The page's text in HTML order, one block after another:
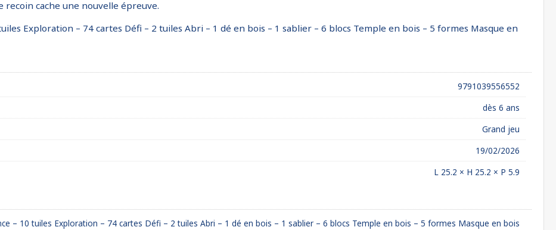
cache une nouvelle épreuve.
Exploration – 74 cartes Défi – 2 tuiles Abri – 1 dé en bois – 1 sablier – 6 blocs Temple en bois – 5 formes Masque en
9791039556552
dès 6 ans
Grand jeu
19/02/2026
L 25.2 × H 25.2 × P 5.9
– 10 tuiles Exploration – 74 cartes Défi – 2 tuiles Abri – 1 dé en bois – 1 sablier – 6 blocs Temple en bois – 5 formes Masque en bois